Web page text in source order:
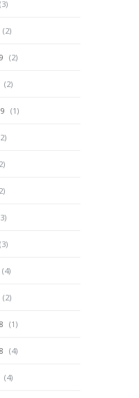
(3)
(2)
(2)
(2)
(1)
(3)
(4)
(2)
(1)
(4)
(4)